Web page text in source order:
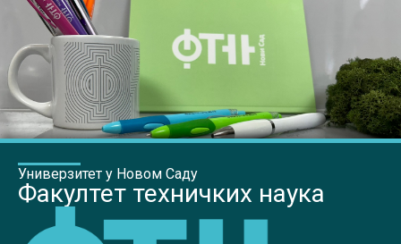
Универзитет у Новом Саду
Факултет техничких наука